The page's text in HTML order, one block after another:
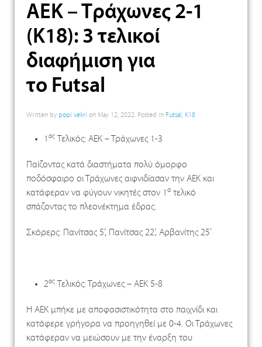
ΑΕΚ – Τράχωνες 2-1
(Κ18): 3 τελικοί
διαφήμιση για
το Futsal
Written by popi vekri on May 12, 2022. Posted in Futsal , K18
1 ος Tελικός: ΑΕΚ – Τράχωνες 1-3
Παίζοντας κατά διαστήματα πολύ όμορφο
ποδόσφαιρο οι Τράχωνες αιφνιδίασαν την ΑΕΚ και
κατάφεραν να φύγουν νικητές στον 1 ο τελικό
σπάζοντας το πλεονέκτημα έδρας.
Σκόρερς: Πανίτσας 5’, Πανίτσας 22’, Αρβανίτης 25’
2ος Tελικός: Τράχωνες – ΑΕΚ 5-8
Η ΑΕΚ μπήκε με αποφασιστικότητα στο παιχνίδι και
κατάφερε γρήγορα να προηγηθεί με 0-4. Οι Τράχωνες
κατάφεραν να μειώσουν με την έναρξη του